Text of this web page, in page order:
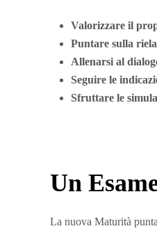
Valorizzare il
Puntare sulla
Allenarsi al
Seguire le
Sfruttare le
Un
La nuova Maturità